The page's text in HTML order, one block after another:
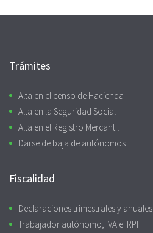
Trámites
Alta en el censo de Hacienda
Alta en la Seguridad Social
Alta en el Registro Mercantil
Darse de baja de autónomos
Fiscalidad
Declaraciones trimestrales y anuales
Trabajador autónomo, IVA e IRPF